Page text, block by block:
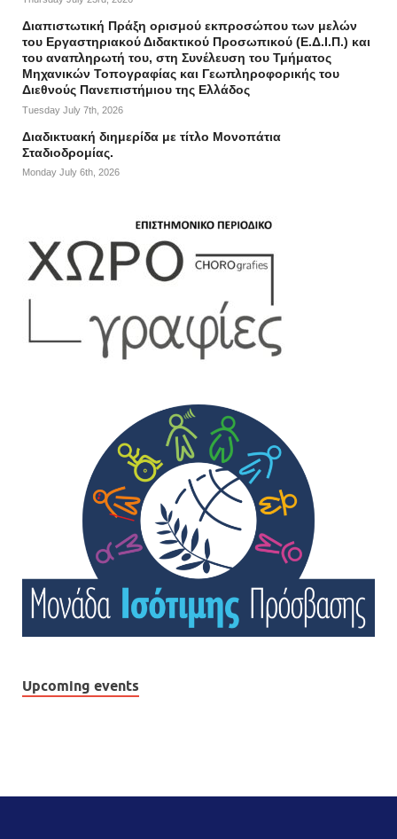
Διαπιστωτική Πράξη ορισμού εκπροσώπου των μελών
του Εργαστηριακού Διδακτικού Προσωπικού (Ε.Δ.Ι.Π.) και
του αναπληρωτή του, στη Συνέλευση του Τμήματος
Μηχανικών Τοπογραφίας και Γεωπληροφορικής του
Διεθνούς Πανεπιστήμιου της Ελλάδος
Tuesday July 7th, 2026
Διαδικτυακή διημερίδα με τίτλο Μονοπάτια
Σταδιοδρομίας.
Monday July 6th, 2026
Upcoming events